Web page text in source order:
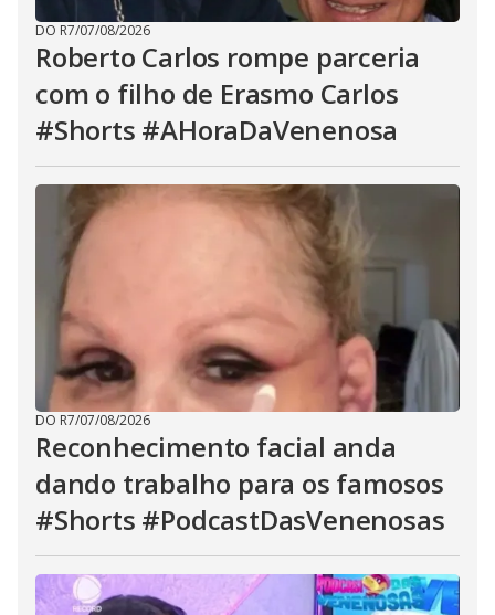
DO R7/07/08/2026
Roberto Carlos rompe parceria
com o filho de Erasmo Carlos
#Shorts #AHoraDaVenenosa
DO R7/07/08/2026
Reconhecimento facial anda
dando trabalho para os famosos
#Shorts #PodcastDasVenenosas